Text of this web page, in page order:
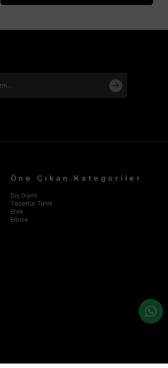
Öne Çıkan Kategoriler
Dış Giyim
Tesettür Tunik
Etek
Elbise